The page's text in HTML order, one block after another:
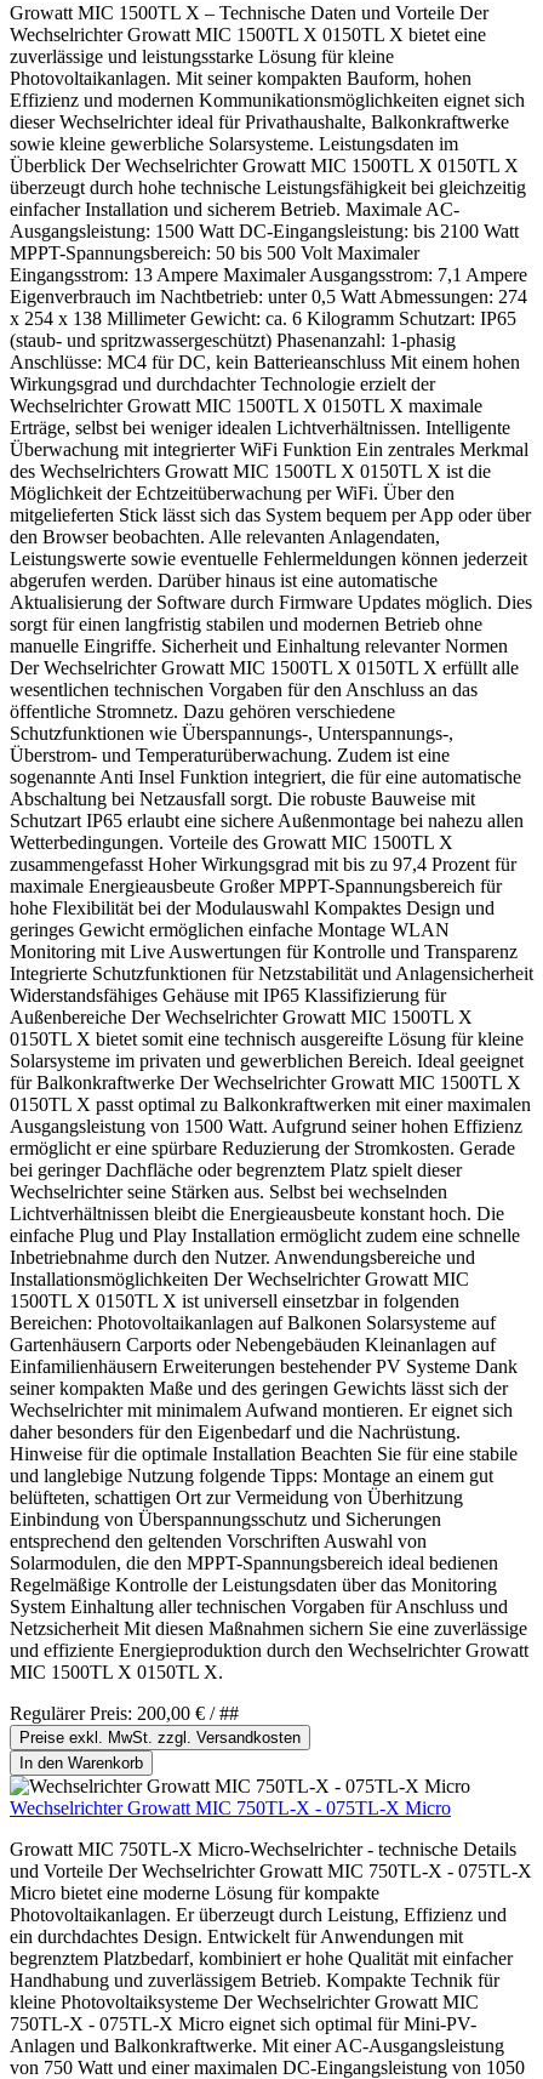
Growatt MIC 1500TL X – Technische Daten und Vorteile Der
Wechselrichter Growatt MIC 1500TL X 0150TL X bietet eine
zuverlässige und leistungsstarke Lösung für kleine
Photovoltaikanlagen. Mit seiner kompakten Bauform, hohen
Effizienz und modernen Kommunikationsmöglichkeiten eignet sich
dieser Wechselrichter ideal für Privathaushalte, Balkonkraftwerke
sowie kleine gewerbliche Solarsysteme. Leistungsdaten im
Überblick Der Wechselrichter Growatt MIC 1500TL X 0150TL X
überzeugt durch hohe technische Leistungsfähigkeit bei gleichzeitig
einfacher Installation und sicherem Betrieb. Maximale AC-
Ausgangsleistung: 1500 Watt DC-Eingangsleistung: bis 2100 Watt
MPPT-Spannungsbereich: 50 bis 500 Volt Maximaler
Eingangsstrom: 13 Ampere Maximaler Ausgangsstrom: 7,1 Ampere
Eigenverbrauch im Nachtbetrieb: unter 0,5 Watt Abmessungen: 274
x 254 x 138 Millimeter Gewicht: ca. 6 Kilogramm Schutzart: IP65
(staub- und spritzwassergeschützt) Phasenanzahl: 1-phasig
Anschlüsse: MC4 für DC, kein Batterieanschluss Mit einem hohen
Wirkungsgrad und durchdachter Technologie erzielt der
Wechselrichter Growatt MIC 1500TL X 0150TL X maximale
Erträge, selbst bei weniger idealen Lichtverhältnissen. Intelligente
Überwachung mit integrierter WiFi Funktion Ein zentrales Merkmal
des Wechselrichters Growatt MIC 1500TL X 0150TL X ist die
Möglichkeit der Echtzeitüberwachung per WiFi. Über den
mitgelieferten Stick lässt sich das System bequem per App oder über
den Browser beobachten. Alle relevanten Anlagendaten,
Leistungswerte sowie eventuelle Fehlermeldungen können jederzeit
abgerufen werden. Darüber hinaus ist eine automatische
Aktualisierung der Software durch Firmware Updates möglich. Dies
sorgt für einen langfristig stabilen und modernen Betrieb ohne
manuelle Eingriffe. Sicherheit und Einhaltung relevanter Normen
Der Wechselrichter Growatt MIC 1500TL X 0150TL X erfüllt alle
wesentlichen technischen Vorgaben für den Anschluss an das
öffentliche Stromnetz. Dazu gehören verschiedene
Schutzfunktionen wie Überspannungs-, Unterspannungs-,
Überstrom- und Temperaturüberwachung. Zudem ist eine
sogenannte Anti Insel Funktion integriert, die für eine automatische
Abschaltung bei Netzausfall sorgt. Die robuste Bauweise mit
Schutzart IP65 erlaubt eine sichere Außenmontage bei nahezu allen
Wetterbedingungen. Vorteile des Growatt MIC 1500TL X
zusammengefasst Hoher Wirkungsgrad mit bis zu 97,4 Prozent für
maximale Energieausbeute Großer MPPT-Spannungsbereich für
hohe Flexibilität bei der Modulauswahl Kompaktes Design und
geringes Gewicht ermöglichen einfache Montage WLAN
Monitoring mit Live Auswertungen für Kontrolle und Transparenz
Integrierte Schutzfunktionen für Netzstabilität und Anlagensicherheit
Widerstandsfähiges Gehäuse mit IP65 Klassifizierung für
Außenbereiche Der Wechselrichter Growatt MIC 1500TL X
0150TL X bietet somit eine technisch ausgereifte Lösung für kleine
Solarsysteme im privaten und gewerblichen Bereich. Ideal geeignet
für Balkonkraftwerke Der Wechselrichter Growatt MIC 1500TL X
0150TL X passt optimal zu Balkonkraftwerken mit einer maximalen
Ausgangsleistung von 1500 Watt. Aufgrund seiner hohen Effizienz
ermöglicht er eine spürbare Reduzierung der Stromkosten. Gerade
bei geringer Dachfläche oder begrenztem Platz spielt dieser
Wechselrichter seine Stärken aus. Selbst bei wechselnden
Lichtverhältnissen bleibt die Energieausbeute konstant hoch. Die
einfache Plug und Play Installation ermöglicht zudem eine schnelle
Inbetriebnahme durch den Nutzer. Anwendungsbereiche und
Installationsmöglichkeiten Der Wechselrichter Growatt MIC
1500TL X 0150TL X ist universell einsetzbar in folgenden
Bereichen: Photovoltaikanlagen auf Balkonen Solarsysteme auf
Gartenhäusern Carports oder Nebengebäuden Kleinanlagen auf
Einfamilienhäusern Erweiterungen bestehender PV Systeme Dank
seiner kompakten Maße und des geringen Gewichts lässt sich der
Wechselrichter mit minimalem Aufwand montieren. Er eignet sich
daher besonders für den Eigenbedarf und die Nachrüstung.
Hinweise für die optimale Installation Beachten Sie für eine stabile
und langlebige Nutzung folgende Tipps: Montage an einem gut
belüfteten, schattigen Ort zur Vermeidung von Überhitzung
Einbindung von Überspannungsschutz und Sicherungen
entsprechend den geltenden Vorschriften Auswahl von
Solarmodulen, die den MPPT-Spannungsbereich ideal bedienen
Regelmäßige Kontrolle der Leistungsdaten über das Monitoring
System Einhaltung aller technischen Vorgaben für Anschluss und
Netzsicherheit Mit diesen Maßnahmen sichern Sie eine zuverlässige
und effiziente Energieproduktion durch den Wechselrichter Growatt
MIC 1500TL X 0150TL X.
Regulärer Preis: 200,00 € / ##
Preise exkl. MwSt. zzgl. Versandkosten
In den Warenkorb
Wechselrichter Growatt MIC 750TL-X - 075TL-X Micro
Growatt MIC 750TL-X Micro-Wechselrichter - technische Details
und Vorteile Der Wechselrichter Growatt MIC 750TL-X - 075TL-X
Micro bietet eine moderne Lösung für kompakte
Photovoltaikanlagen. Er überzeugt durch Leistung, Effizienz und
ein durchdachtes Design. Entwickelt für Anwendungen mit
begrenztem Platzbedarf, kombiniert er hohe Qualität mit einfacher
Handhabung und zuverlässigem Betrieb. Kompakte Technik für
kleine Photovoltaiksysteme Der Wechselrichter Growatt MIC
750TL-X - 075TL-X Micro eignet sich optimal für Mini-PV-
Anlagen und Balkonkraftwerke. Mit einer AC-Ausgangsleistung
von 750 Watt und einer maximalen DC-Eingangsleistung von 1050